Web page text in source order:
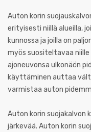
Auton korin
erityisesti niillä alueilla,
kunnossa ja joilla on
myös suositeltavaa
ajoneuvonsa ulkonäön
käyttäminen auttaa
varmistaa auton
Auton korin suojakalvon
järkevää. Auton korin